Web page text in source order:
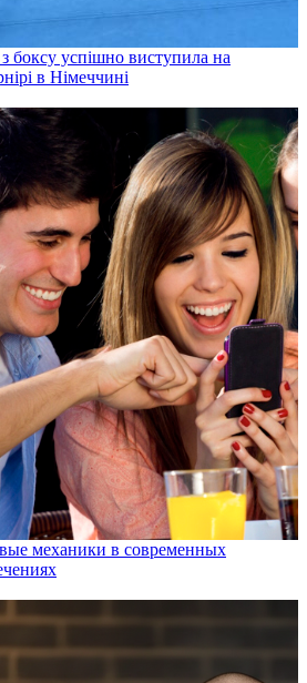
з боксу успішно виступила на
в Німеччині
механики в современных